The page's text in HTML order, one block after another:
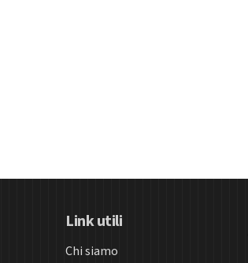
Link utili
Chi siamo